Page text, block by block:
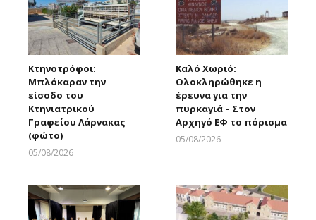
Κτηνοτρόφοι:
Μπλόκαραν την
είσοδο του
Κτηνιατρικού
Γραφείου Λάρνακας
(φώτο)
05/08/2026
Καλό Χωριό:
Ολοκληρώθηκε η
έρευνα για την
πυρκαγιά – Στον
Αρχηγό ΕΦ το πόρισμα
05/08/2026